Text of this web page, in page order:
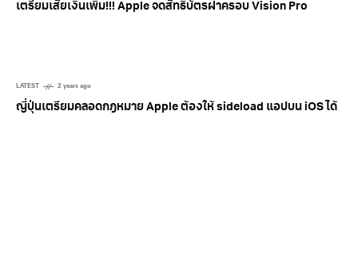
เตรียมเสียเงินเพิ่ม!!! Apple จดสิทธิบัตรฝาครอบ Vision Pro
LATEST 2 years ago
ญี่ปุ่นเตรียมคลอดกฎหมาย Apple ต้องให้ sideload แอปบน iOS ได้